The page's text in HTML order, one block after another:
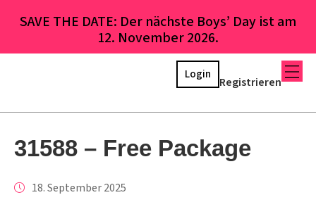
SAVE THE DATE: Der nächste Boys’ Day ist am
12. November 2026.
Registrieren
Login
31588 – Free Package
18. September 2025